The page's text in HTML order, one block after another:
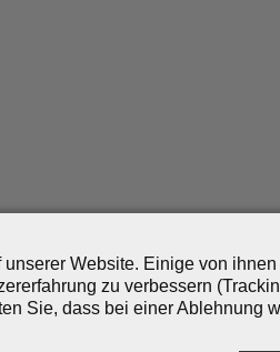
Website. Einige von
zu verbessern
Sie, dass bei einer Ablehnung